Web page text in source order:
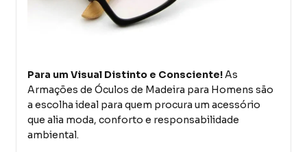
Para um Visual Distinto e Consciente!As
Armações de Óculos de Madeira para Homens são
a escolha ideal para quem procura um acessório
que alia moda, conforto e responsabilidade
ambiental.